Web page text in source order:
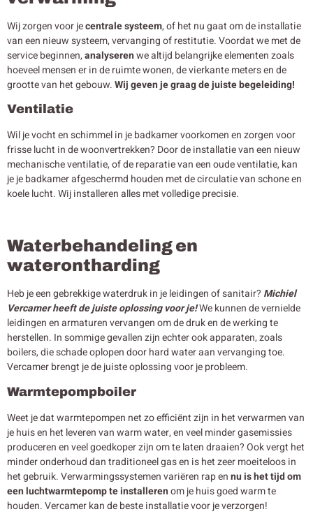
Wij zorgen voor jecentrale systeem, of het nu gaat om de installatie
van een nieuw systeem, vervanging of restitutie. Voordat we met de
service beginnen,analyserenwe altijd belangrijke elementen zoals
hoeveel mensen er in de ruimte wonen, de vierkante meters en de
grootte van het gebouw.Wij geven je graag de juiste begeleiding!
Ventilatie
Wil je vocht en schimmel in je badkamer voorkomen en zorgen voor
frisse lucht in de woonvertrekken? Door de installatie van een nieuw
mechanische ventilatie, of de reparatie van een oude ventilatie, kan
je je badkamer afgeschermd houden met de circulatie van schone en
koele lucht. Wij installeren alles met volledige precisie.
Waterbehandeling en
waterontharding
Heb je een gebrekkige waterdruk in je leidingen of sanitair? Michiel
Vercamer heeft de juiste oplossing voor je!We kunnen de vernielde
leidingen en armaturen vervangen om de druk en de werking te
herstellen. In sommige gevallen zijn echter ook apparaten, zoals
boilers, die schade oplopen door hard water aan vervanging toe.
Vercamer brengt je de juiste oplossing voor je probleem.
Warmtepompboiler
Weet je dat warmtepompen net zo efficiënt zijn in het verwarmen van
je huis en het leveren van warm water, en veel minder gasemissies
produceren en veel goedkoper zijn om te laten draaien? Ook vergt het
minder onderhoud dan traditioneel gas en is het zeer moeiteloos in
het gebruik. Verwarmingssystemen variëren rap ennu is het tijd om
een luchtwarmtepomp te installerenom je huis goed warm te
houden. Vercamer kan de beste installatie voor je verzorgen!